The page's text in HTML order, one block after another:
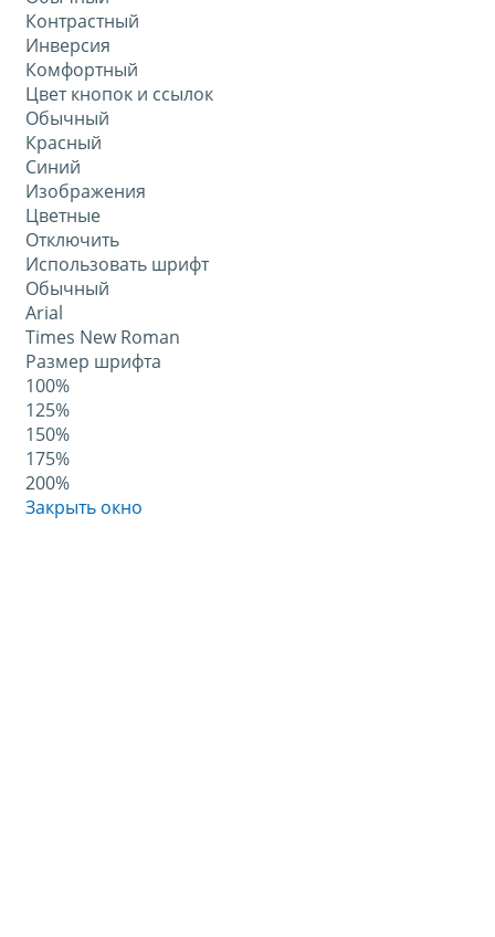
Контрастный
Инверсия
Комфортный
Цвет кнопок и ссылок
Обычный
Красный
Синий
Изображения
Цветные
Отключить
Использовать шрифт
Обычный
Arial
Times New Roman
Размер шрифта
100%
125%
150%
175%
200%
Закрыть окно